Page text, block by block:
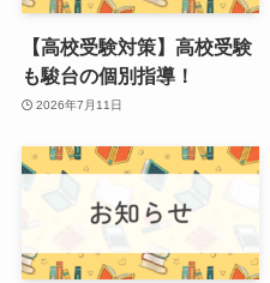
【高校受験対策】高校受験
も駿台の個別指導！
2026年7月11日